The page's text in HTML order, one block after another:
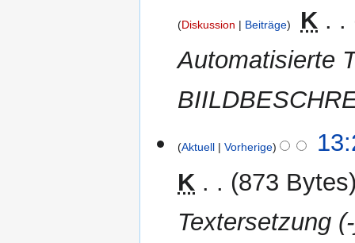
Diskussion Beiträge
K
Automatisierte
AprilAktuell Vorherige
K
873 Bytes
Textersetzung